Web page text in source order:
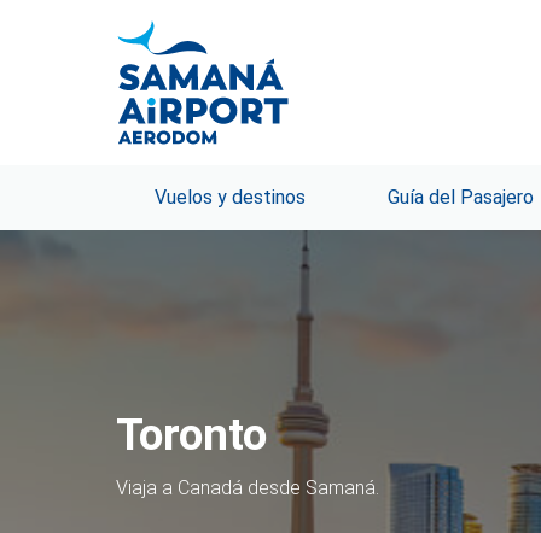
Vuelos y destinos Guía del Pasajero
Québec
Viaja a Québec desde Samaná.